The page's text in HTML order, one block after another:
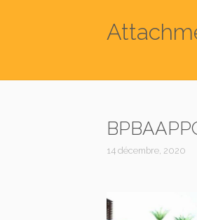
14 décembre, 2020